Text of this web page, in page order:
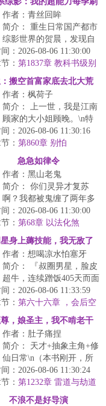
新
作者：青丝回眸
简介： 重生日常国产都市
综影世界的贺晨，发现自
己每个季节能刷新出一种
超能力，从此过上了不一
样...
：2026-08-06 11:30:00
： 第1837章 教科书级别
埋人！皮一下很开心的贺
搬空首富家底去北大荒
作者：枫荷子
简介： 上一世，我是江南
顾家的大小姐顾晚。\n特
殊时期一来，家被抄、人
被批斗，爷爷奶奶被逼
：2026-08-06 11:30:16
： 第860章 别怕
急急如律令
作者：黑山老鬼
简介： 你们灵异才复苏
啊？我都被鬼缠了两年多
了！另外，你说这世界上
最凶的法，是我造的？
：2026-08-06 11:30:00
： 第68章 以法化煞
身上薅技能，我无敌了
作者：想喝凉水怕塞牙
简介： 『叔圈男星，脸皮
超牛，连续蹭饭405天而面
不改色，此项技能，薅还
是不薅？
<...
：2026-08-06 11:33:59
： 第六十六章 ，会后空
，娘圣主，我不啃老干
嘛？
作者：肚子痛捏
简介： 天才+抽象主角+修
仙日常\n（本书刚开，所
以评分有点低，以后会涨
的，不要走啊）\n龙...
：2026-08-06 11:30:24
： 第1232章 雷道与劫道
不浪不是好导演